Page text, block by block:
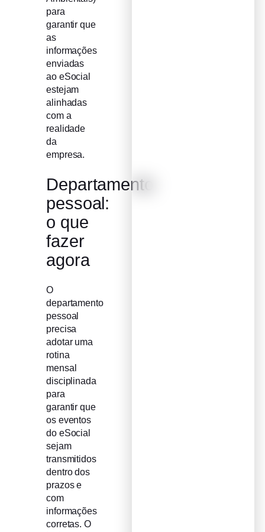
para
garantir que
as
informações
enviadas
ao eSocial
estejam
alinhadas
com a
realidade
da
empresa.
Departamento
pessoal:
o que
fazer
agora
O
departamento
pessoal
precisa
adotar uma
rotina
mensal
disciplinada
para
garantir que
os eventos
do eSocial
sejam
transmitidos
dentro dos
prazos e
com
informações
corretas. O